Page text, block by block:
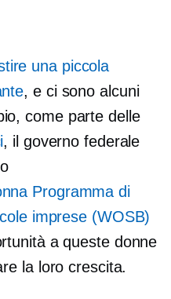
una piccola
, e ci sono alcuni
come parte delle
, il governo federale
Programma di
imprese (WOSB)
a queste donne
la loro crescita.